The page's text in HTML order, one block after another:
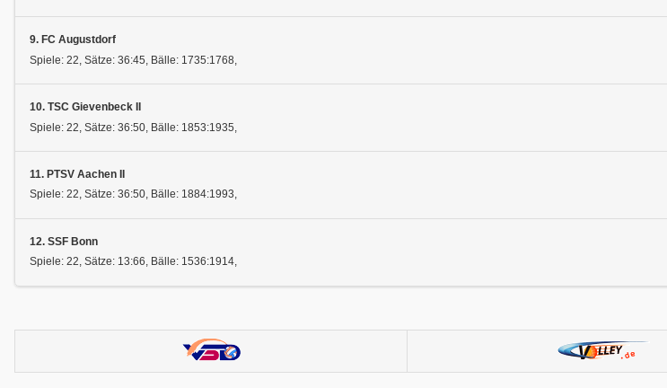
9. FC Augustdorf
Spiele: 22, Sätze: 36:45, Bälle: 1735:1768,
10. TSC Gievenbeck II
Spiele: 22, Sätze: 36:50, Bälle: 1853:1935,
11. PTSV Aachen II
Spiele: 22, Sätze: 36:50, Bälle: 1884:1993,
12. SSF Bonn
Spiele: 22, Sätze: 13:66, Bälle: 1536:1914,